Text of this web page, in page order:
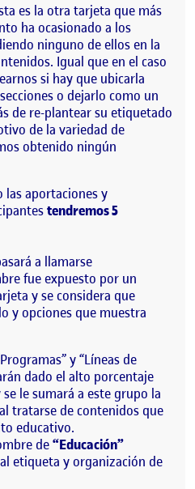
es la otra tarjeta que más
ha ocasionado a los
ninguno de ellos en la
Igual que en el caso
si hay que ubicarla
o dejarlo como un
de re-plantear su etiquetado
de la variedad de
obtenido ningún
las aportaciones y
tendremos 5
a llamarse
fue expuesto por un
y se considera que
y opciones que muestra
y “Líneas de
dado el alto porcentaje
le sumará a este grupo la
tratarse de contenidos que
educativo.
de“Educación”
etiqueta y organización de